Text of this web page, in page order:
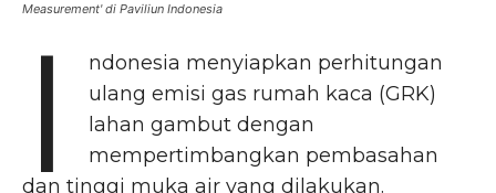
Measurement' di Paviliun Indonesia
I
ndonesia menyiapkan perhitungan
ulang emisi gas rumah kaca (GRK)
lahan gambut dengan
mempertimbangkan pembasahan
dan tinggi muka air yang dilakukan.